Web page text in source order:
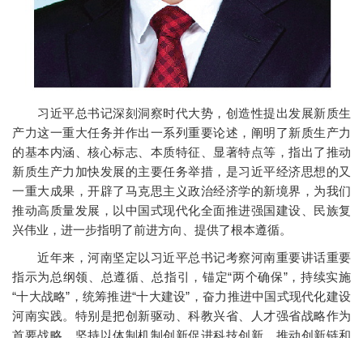
习近平总书记深刻洞察时代大势，创造性提出发展新质生
产力这一重大任务并作出一系列重要论述，阐明了新质生产力
的基本内涵、核心标志、本质特征、显著特点等，指出了推动
新质生产力加快发展的主要任务举措，是习近平经济思想的又
一重大成果，开辟了马克思主义政治经济学的新境界，为我们
推动高质量发展，以中国式现代化全面推进强国建设、民族复
兴伟业，进一步指明了前进方向、提供了根本遵循。
近年来，河南坚定以习近平总书记考察河南重要讲话重要
指示为总纲领、总遵循、总指引，锚定“两个确保”，持续实施
“十大战略”，统筹推进“十大建设”，奋力推进中国式现代化建设
河南实践。特别是把创新驱动、科教兴省、人才强省战略作为
首要战略，坚持以体制机制创新促进科技创新，推动创新链和